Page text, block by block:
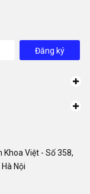
Đăng ký
Khoa Việt - Số 358,
Nội